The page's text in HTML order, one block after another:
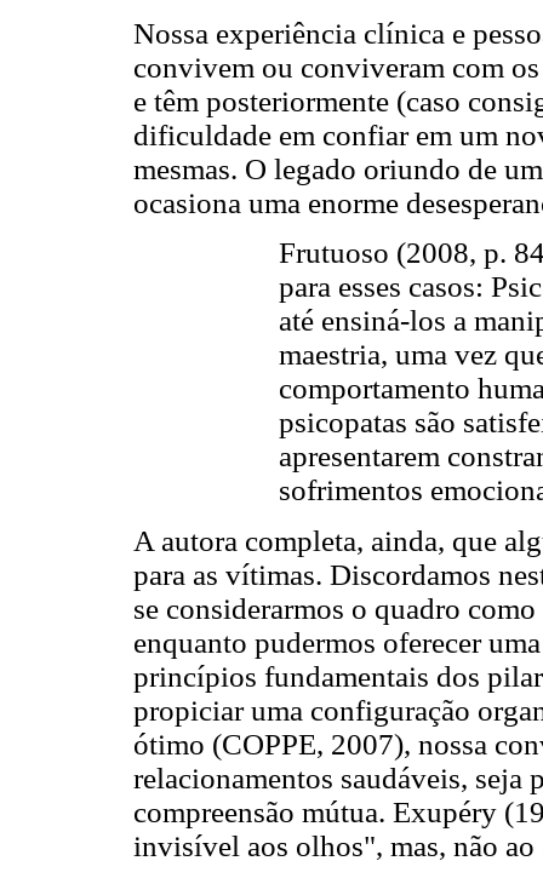
Nossa experiência clínica e
convivem ou conviveram com
e têm posteriormente (caso
dificuldade em confiar em um
mesmas. O legado oriundo de
ocasiona uma enorme
Frutuoso (2008, p.
para esses casos:
até ensiná-los a
maestria, uma vez
comportamento
psicopatas são
apresentarem
sofrimentos
A autora completa, ainda, que
para as vítimas. Discordamos
se considerarmos o quadro
enquanto pudermos oferecer
princípios fundamentais dos
propiciar uma configuração
ótimo (COPPE, 2007), nossa
relacionamentos saudáveis, seja
compreensão mútua. Exupéry
invisível aos olhos", mas, não